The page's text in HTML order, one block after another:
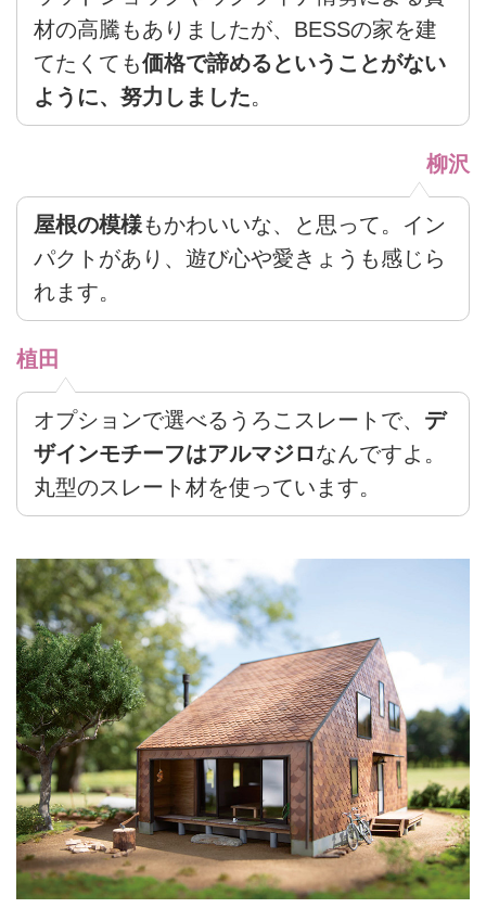
材の高騰もありましたが、BESSの家を建
てたくても価格で諦めるということがない
ように、努力しました。
柳沢
屋根の模様もかわいいな、と思って。イン
パクトがあり、遊び心や愛きょうも感じら
れます。
植田
オプションで選べるうろこスレートで、 デ
ザインモチーフはアルマジロなんですよ。
丸型のスレート材を使っています。